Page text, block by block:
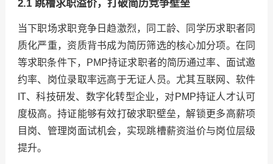
2.1 跳槽求职溢价，打破简历竞争壁垒
当下职场求职竞争日趋激烈，同工龄、同学历求职者同
质化严重，资质背书成为简历筛选的核心加分项。在同
等求职条件下，PMP持证求职者的简历通过率、面试邀
约率、岗位录取率远高于无证人员。尤其互联网、软件
IT、科技研发、数字化转型企业，对PMP持证人才认可
度极高。持证能够有效打破求职壁垒，解锁更多高薪项
目岗、管理岗面试机会，实现跳槽薪资溢价与岗位层级
提升。